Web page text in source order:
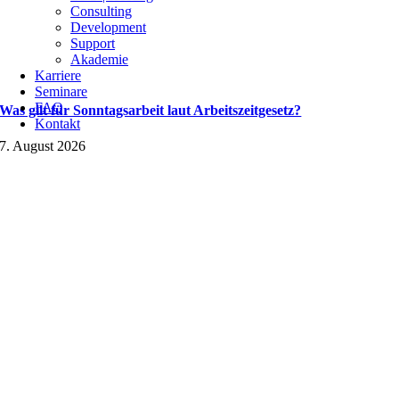
Consulting
Development
Support
Akademie
Karriere
Seminare
FAQ
Kontakt
Was gilt für Sonntagsarbeit laut Arbeitszeitgesetz?
7. August 2026